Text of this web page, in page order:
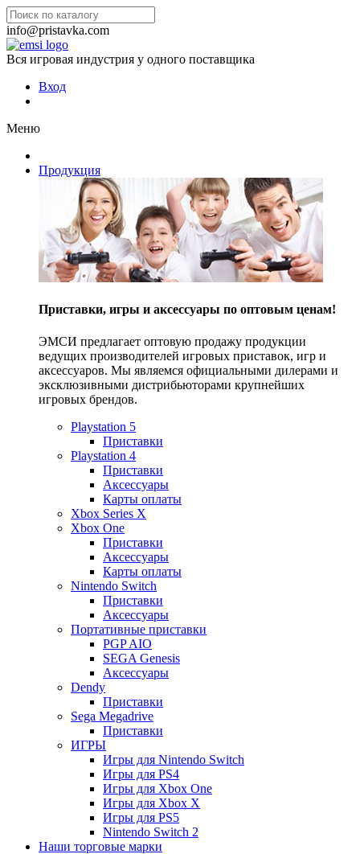
info@pristavka.com
Вся игровая индустрия у одного поставщика
Вход
Меню
Продукция
Приставки, игры и аксессуары по оптовым ценам!
ЭМСИ предлагает оптовую продажу продукции
ведущих производителей игровых приставок, игр и
аксессуаров. Мы являемся официальными дилерами и
эксклюзивными дистрибьюторами крупнейших
игровых брендов.
Playstation 5
Приставки
Playstation 4
Приставки
Аксессуары
Карты оплаты
Xbox Series X
Xbox One
Приставки
Аксессуары
Карты оплаты
Nintendo Switch
Приставки
Аксессуары
Портативные приставки
PGP AIO
SEGA Genesis
Аксессуары
Dendy
Приставки
Sega Megadrive
Приставки
ИГРЫ
Игры для Nintendo Switch
Игры для PS4
Игры для Xbox One
Игры для Xbox X
Игры для PS5
Nintendo Switch 2
Наши торговые марки